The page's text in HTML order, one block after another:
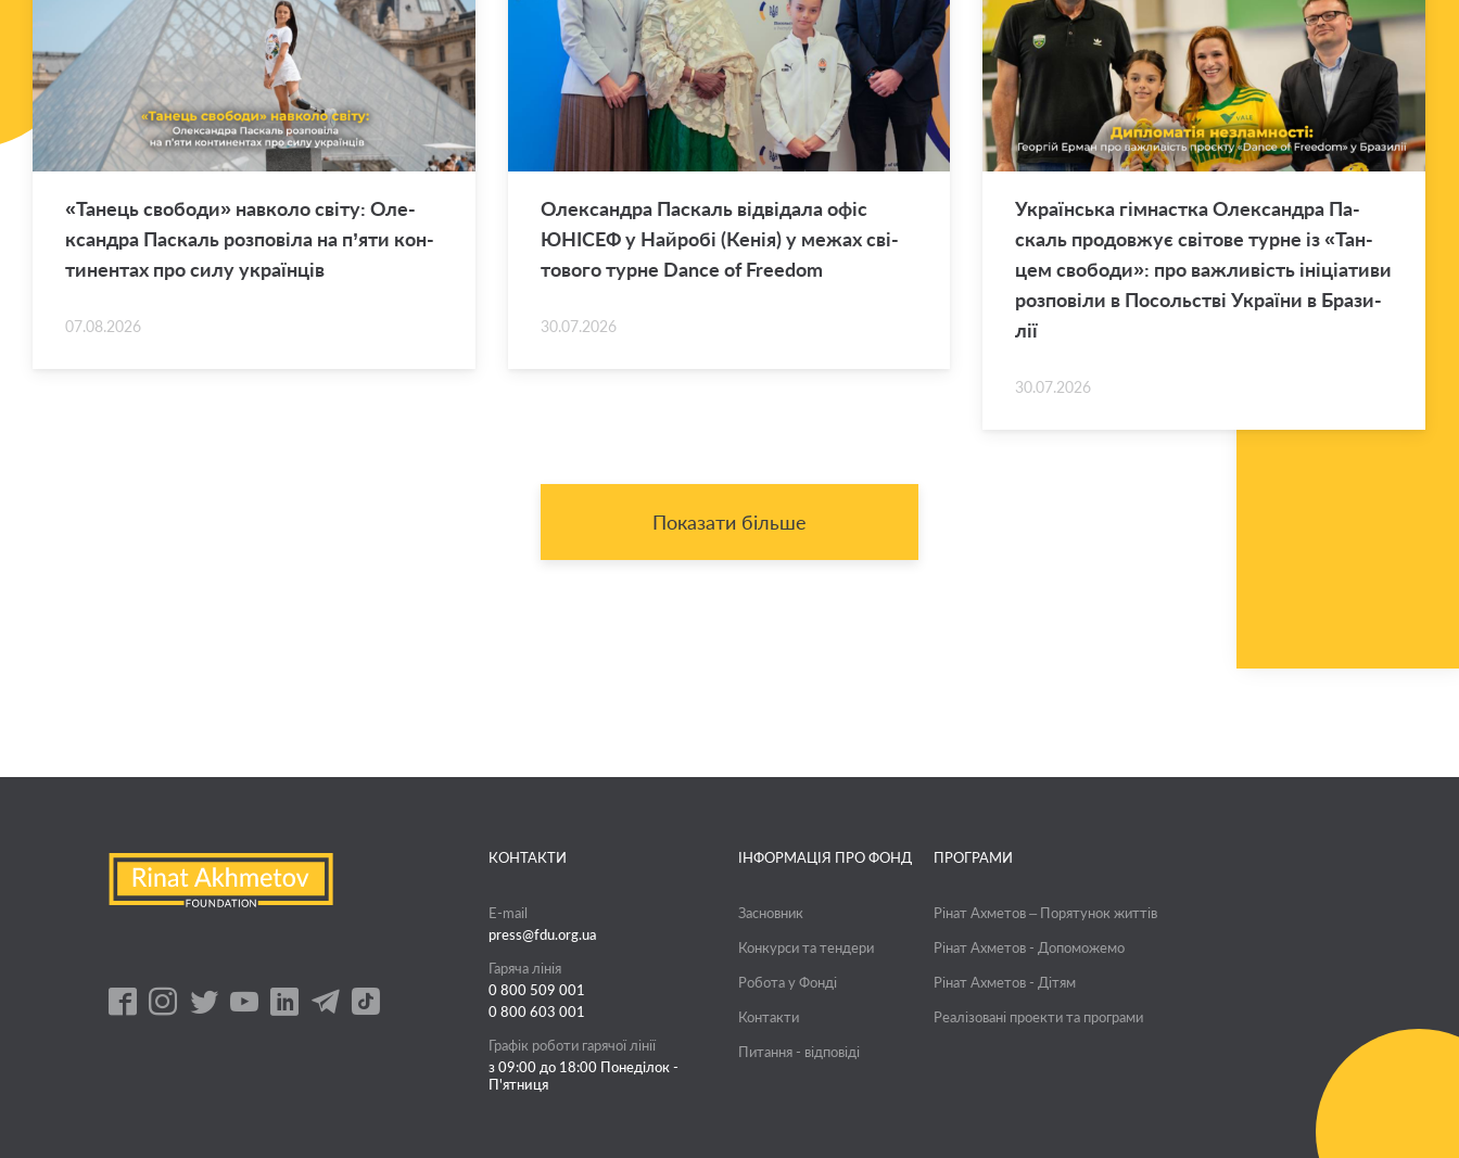
«Та­нець сво­бо­ди» нав­ко­ло світу: Оле­
ксан­дра Па­скаль роз­по­ві­ла на п’яти кон­
ти­нен­тах про силу укра­їн­ців
07.08.2026
Оле­ксан­дра Па­скаль від­ві­да­ла офіс
ЮНІ­СЕФ у Най­ро­бі (Кенія) у межах сві­
то­во­го турне Dance of Freedom
30.07.2026
Укра­їн­ська гім­нас­тка Оле­ксан­дра Па­
скаль про­дов­жує сві­то­ве турне із «Тан­
цем сво­бо­ди»: про ва­жли­вість іні­ці­а­ти­ви
роз­по­ві­ли в По­соль­стві Укра­ї­ни в Бра­зи­
лії
30.07.2026
Показати більше
КОНТАКТИ
E-mail
press@fdu.org.ua
Гаряча лінія
0 800 509 001
0 800 603 001
Графік роботи гарячої лінії
з 09:00 до 18:00 Понеділок -
П'ятниця
ІНФОРМАЦІЯ ПРО ФОНД
Засновник
Конкурси та тендери
Робота у Фонді
Контакти
Питання - відповіді
ПРОГРАМИ
Рінат Ахметов – Порятунок життів
Рінат Ахметов - Допоможемо
Рінат Ахметов - Дітям
Реалізовані проекти та програми